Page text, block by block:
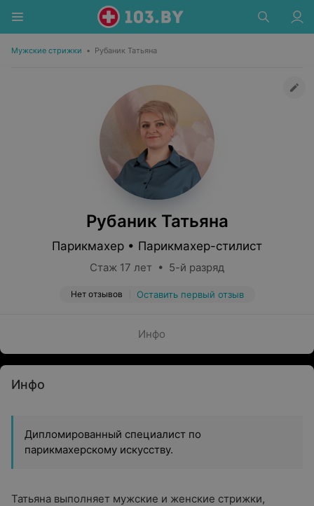
Мужские стрижки • Рубаник Татьяна
Рубаник Татьяна
Парикмахер • Парикмахер-стилист
Стаж 17 лет • 5-й разряд
Нет отзывов Оставить первый отзыв
Инфо
Инфо
Дипломированный специалист по
парикмахерскому искусству.
Татьяна выполняет мужские и женские стрижки,